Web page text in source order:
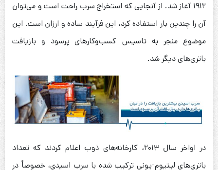
۱۹۱۲ آغاز شد. از آنجایی که استخراج سرب راحت است و می‌توان
آن را چندین بار استفاده کرد، این فرآیند ساده و ارزان است. این
موضوع منجر به تاسیس کسب‌وکارهای پرسود و بازیافت
باتری‌های دیگر شد.
در اواخر سال ۲۰۱۳، کارخانه‌های ذوب اعلام کردند که تعداد
باتری‌های لیتیوم-یونی ترکیب شده با سرب اسیدی، خصوصاً در